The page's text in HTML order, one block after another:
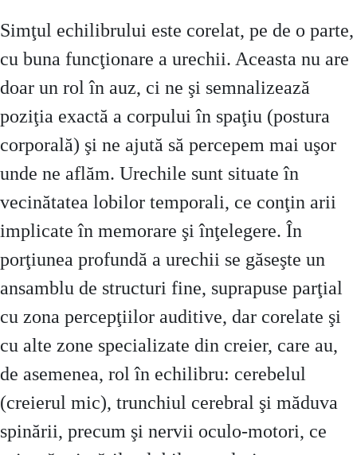
Simţul echilibrului este corelat, pe de o parte,
cu buna funcţionare a urechii. Aceasta nu are
doar un rol în auz, ci ne şi semnalizează
poziţia exactă a corpului în spaţiu (postura
corporală) şi ne ajută să percepem mai uşor
unde ne aflăm. Urechile sunt situate în
vecinătatea lobilor temporali, ce conţin arii
implicate în memorare şi înţelegere. În
porţiunea profundă a urechii se găseşte un
ansamblu de structuri fine, suprapuse parţial
cu zona percepţiilor auditive, dar corelate şi
cu alte zone specializate din creier, care au,
de asemenea, rol în echilibru: cerebelul
(creierul mic), trunchiul cerebral şi măduva
spinării, precum şi nervii oculo-motori, ce